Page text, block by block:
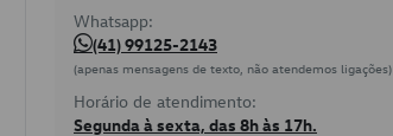
Whatsapp:
(41) 99125-2143
(apenas mensagens de texto, não atendemos ligações)
Horário de atendimento:
Segunda à sexta, das 8h às 17h.